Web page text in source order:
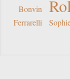
Bonvin
Ferrarelli